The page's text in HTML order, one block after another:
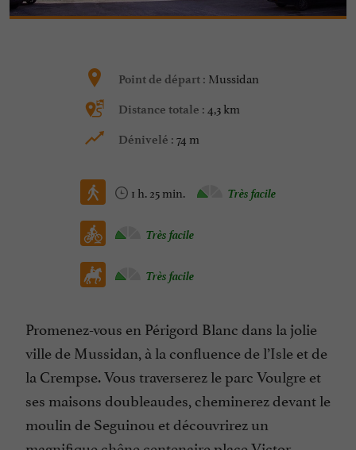
Point de départ : Mussidan
Distance totale : 4,3 km
Dénivelé : 74 m
1 h. 25 min. Très facile
Très facile
Très facile
Promenez-vous en Périgord Blanc dans la jolie
ville de Mussidan, à la confluence de l’Isle et de
la Crempse. Vous traverserez le parc Voulgre et
ses maisons doubleaudes, cheminerez devant le
moulin de Seguinou et découvrirez un